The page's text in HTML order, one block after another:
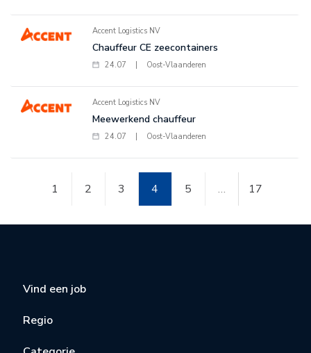
Accent Logistics NV
Chauffeur CE zeecontainers
24.07 Oost-Vlaanderen
Accent Logistics NV
Meewerkend chauffeur
24.07 Oost-Vlaanderen
1 2 3 4 5 … 17
Vind een job
Regio